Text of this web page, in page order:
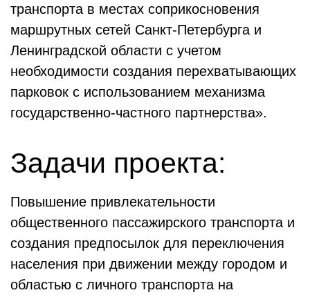
транспорта в местах соприкосновения
маршрутных сетей Санкт-Петербурга и
Ленинградской области с учетом
необходимости создания перехватывающих
парковок с использованием механизма
государственно-частного партнерства».
Задачи проекта:
Повышение привлекательности
общественного пассажирского транспорта и
создания предпосылок для переключения
населения при движении между городом и
областью с личного транспорта на